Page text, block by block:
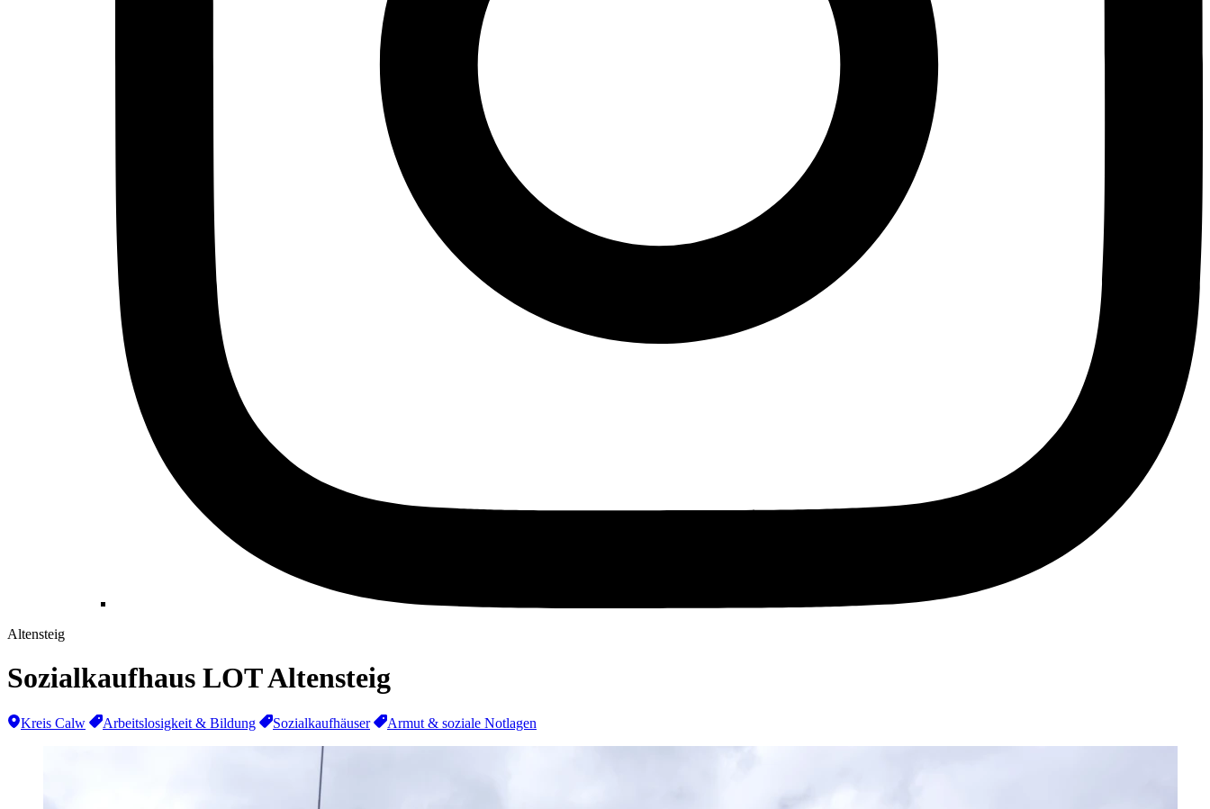
Altensteig
Sozialkaufhaus LOT Altensteig
Kreis Calw Arbeitslosigkeit & Bildung Sozialkaufhäuser Armut & soziale Notlagen